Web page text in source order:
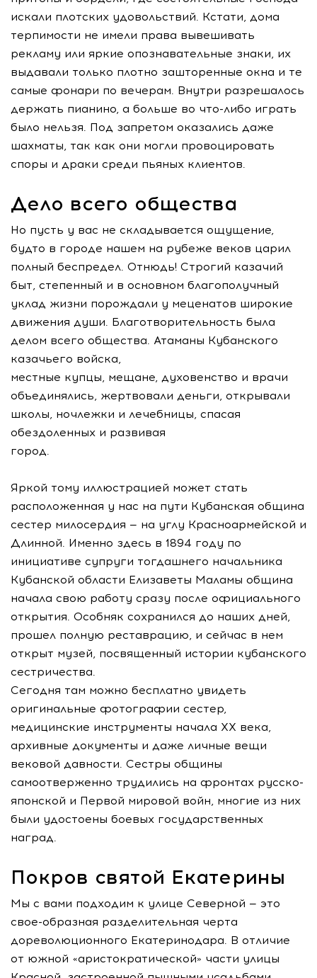
искали плотских удовольствий. Кстати, дома
терпимости не имели права вывешивать
рекламу или яркие опознавательные знаки, их
выдавали только плотно зашторенные окна и те
самые фонари по вечерам. Внутри разрешалось
держать пианино, а больше во что-либо играть
было нельзя. Под запретом оказались даже
шахматы, так как они могли провоцировать
споры и драки среди пьяных клиентов.
Дело всего общества
Но пусть у вас не складывается ощущение,
будто в городе нашем на рубеже веков царил
полный беспредел. Отнюдь! Строгий казачий
быт, степенный и в основном благополучный
уклад жизни порождали у меценатов широкие
движения души. Благотворительность была
делом всего общества. Атаманы Кубанского
казачьего войска,
местные купцы, мещане, духовенство и врачи
объединялись, жертвовали деньги, открывали
школы, ночлежки и лечебницы, спасая
обездоленных и развивая
город.
Яркой тому иллюстрацией может стать
расположенная у нас на пути Кубанская община
сестер милосердия — на углу Красноармейской и
Длинной. Именно здесь в 1894 году по
инициативе супруги тогдашнего начальника
Кубанской области Елизаветы Маламы община
начала свою работу сразу после официального
открытия. Особняк сохранился до наших дней,
прошел полную реставрацию, и сейчас в нем
открыт музей, посвященный истории кубанского
сестричества.
Сегодня там можно бесплатно увидеть
оригинальные фотографии сестер,
медицинские инструменты начала XX века,
архивные документы и даже личные вещи
вековой давности. Сестры общины
самоотверженно трудились на фронтах русско-
японской и Первой мировой войн, многие из них
были удостоены боевых государственных
наград.
Покров святой Екатерины
Мы с вами подходим к улице Северной — это
свое-образная разделительная черта
дореволюционного Екатеринодара. В отличие
от южной «аристократической» части улицы